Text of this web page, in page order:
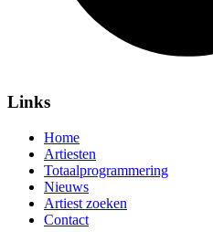
Links
Home
Artiesten
Totaalprogrammering
Nieuws
Artiest zoeken
Contact